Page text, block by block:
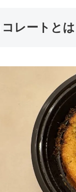
コレートとは